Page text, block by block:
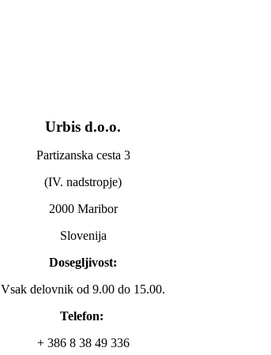
Urbis d.o.o.
Partizanska cesta 3
(IV. nadstropje)
2000 Maribor
Slovenija
Dosegljivost:
Vsak delovnik od 9.00 do 15.00.
Telefon:
+ 386 8 38 49 336